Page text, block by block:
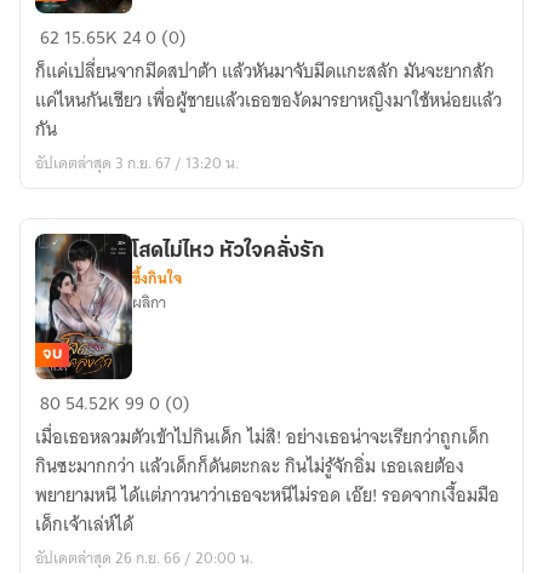
แอ๊บ
ให้
รู้
ว่า
ใช่
ร้าย
รู้
ว่า
ชอบ
62 15.65K240 (0)
ก็แค่เปลี่ยนจากมีดสปาต้า แล้วหันมาจับมีดแกะสลัก มันจะยากสัก
แค่ไหนกันเชียว เพื่อผู้ชายแล้วเธอของัดมารยาหญิงมาใช้หน่อยแล้ว
กัน
อัปเดตล่าสุด 3 ก.ย. 67 / 13:20 น.
โสด
ไม่
ไหว
หัวใจ
คลั่ง
รัก
จบ
โสดไม่ไหว หัวใจคลั่งรัก
ซึ้งกินใจ
ผลิกา
8054.52K990 (0)
เมื่อเธอหลวมตัวเข้าไปกินเด็ก ไม่สิ! อย่างเธอน่าจะเรียกว่าถูกเด็ก
กินซะมากกว่า แล้วเด็กก็ดันตะกละ กินไม่รู้จักอิ่ม เธอเลยต้อง
พยายามหนี ได้แต่ภาวนาว่าเธอจะหนีไม่รอด เอ๊ย! รอดจากเงื้อมมือ
เด็กเจ้าเล่ห์ได้
อัปเดตล่าสุด 26 ก.ย. 66 / 20:00 น.